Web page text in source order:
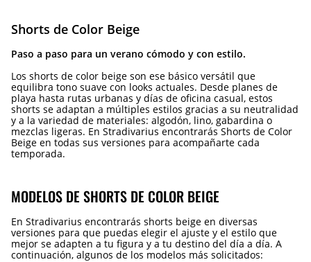
Shorts de Color Beige
Paso a paso para un verano cómodo y con estilo.
Los shorts de color beige son ese básico versátil que
equilibra tono suave con looks actuales. Desde planes de
playa hasta rutas urbanas y días de oficina casual, estos
shorts se adaptan a múltiples estilos gracias a su neutralidad
y a la variedad de materiales: algodón, lino, gabardina o
mezclas ligeras. En Stradivarius encontrarás Shorts de Color
Beige en todas sus versiones para acompañarte cada
temporada.
MODELOS DE SHORTS DE COLOR BEIGE
En Stradivarius encontrarás shorts beige en diversas
versiones para que puedas elegir el ajuste y el estilo que
mejor se adapten a tu figura y a tu destino del día a día. A
continuación, algunos de los modelos más solicitados: